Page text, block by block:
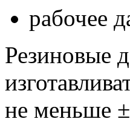
рабочее
Резиновые
не меньше